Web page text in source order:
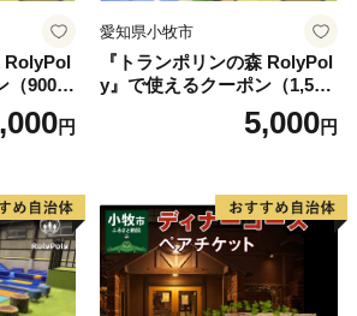
RolyPol
（900
円
愛知県小牧市
『トランポリンの森 RolyPol
y』で使えるクーポン（1,500
5,000円